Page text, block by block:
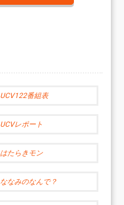
UCV122番組表
UCVレポート
はたらきモン
ななみのなんで？